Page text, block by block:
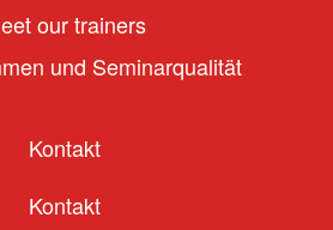
our trainers
und Seminarqualität
Kontakt
Kontakt